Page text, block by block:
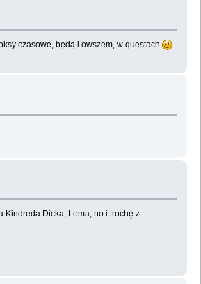
czasowe, będą i owszem, w questach
Kindreda Dicka, Lema, no i trochę z